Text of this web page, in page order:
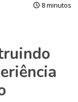
8 minutos